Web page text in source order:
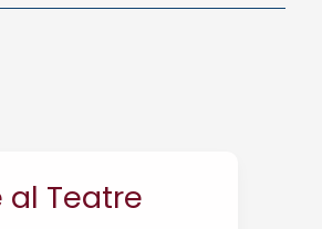
Teatre